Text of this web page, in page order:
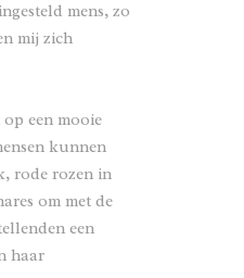
mens, zo
mij zich
een mooie
kunnen
rode rozen in
om met de
een
haar